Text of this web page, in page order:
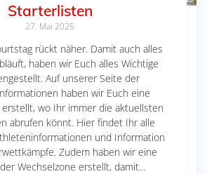
Starterlisten
27. Mai 2025
rückt näher. Damit auch alles
haben wir Euch alles Wichtige
Auf unserer Seite der
haben wir Euch eine
wo Ihr immer die aktuellsten
abrufen könnt. Hier findet Ihr alle
und Information
Zudem haben wir eine
Wechselzone erstellt, damit…